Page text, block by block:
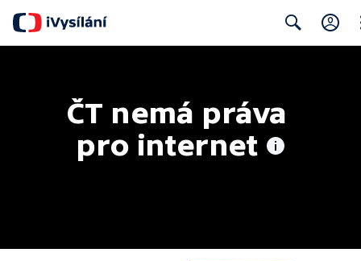
ČT nemá práva
pro internet